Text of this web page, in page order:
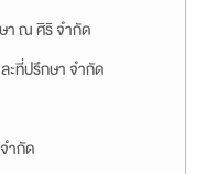
า ณ ศิริ จำกัด
ะที่ปรึกษา จำกัด
ำกัด